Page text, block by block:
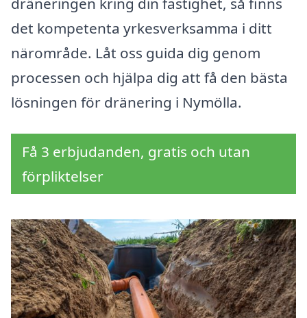
det kompetenta yrkesverksamma i ditt
närområde. Låt oss guida dig genom
processen och hjälpa dig att få den bästa
lösningen för dränering i Nymölla.
Få 3 erbjudanden, gratis och utan
förpliktelser